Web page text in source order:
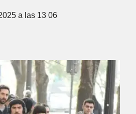
a las 13 06